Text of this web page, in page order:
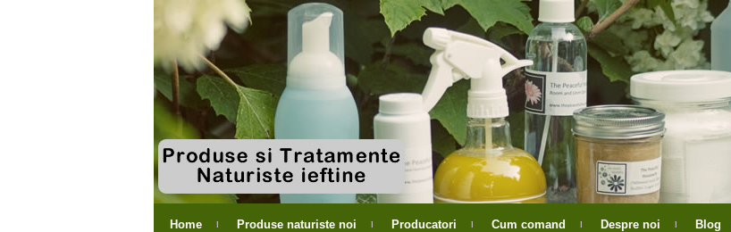
Home Produse naturiste noi Producatori Cum comand Despre noi Blog